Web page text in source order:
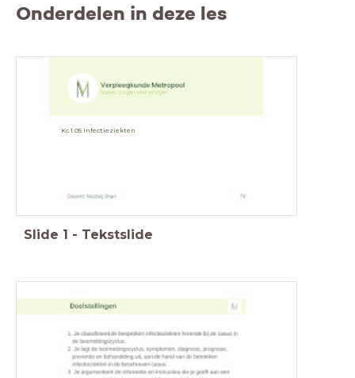
Onderdelen in deze les
Kc 1.05 Infectieziekten
Slide 1 - Tekstslide